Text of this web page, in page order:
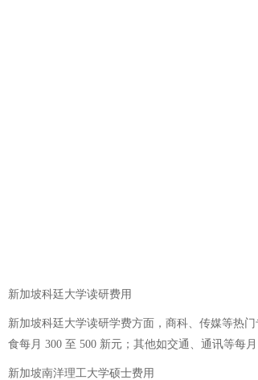
新加坡科廷大学读研费用
新加坡科廷大学读研学费方面，商科、传媒等热
食每月 300 至 500 新元；其他如交通、通讯等每
新加坡南洋理工大学硕士费用